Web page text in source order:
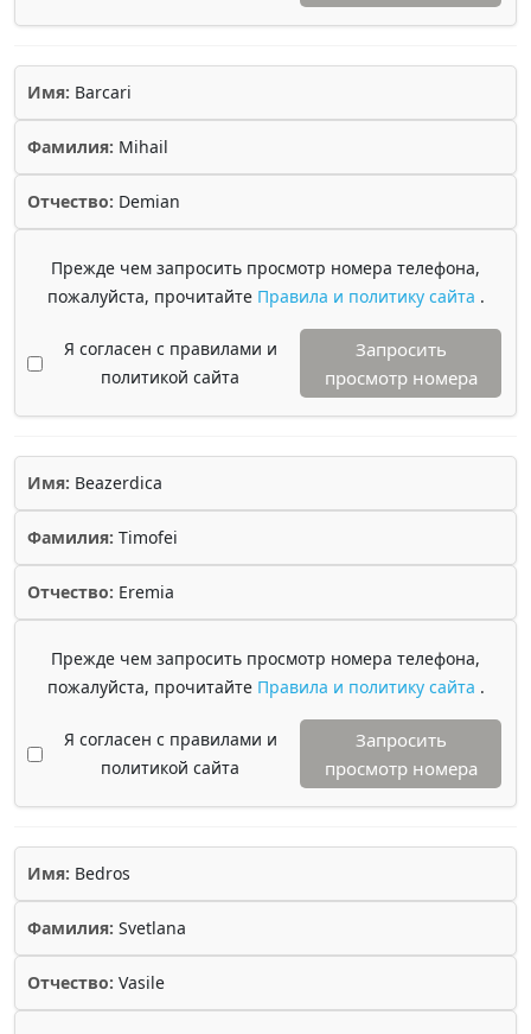
Имя: Barcari
Фамилия: Mihail
Отчество: Demian
Прежде чем запросить просмотр номера телефона,
пожалуйста, прочитайте Правила и политику сайта .
Я согласен с правилами и
политикой сайта
Запросить
просмотр номера
Имя: Beazerdica
Фамилия: Timofei
Отчество: Eremia
Прежде чем запросить просмотр номера телефона,
пожалуйста, прочитайте Правила и политику сайта .
Я согласен с правилами и
политикой сайта
Запросить
просмотр номера
Имя: Bedros
Фамилия: Svetlana
Отчество: Vasile